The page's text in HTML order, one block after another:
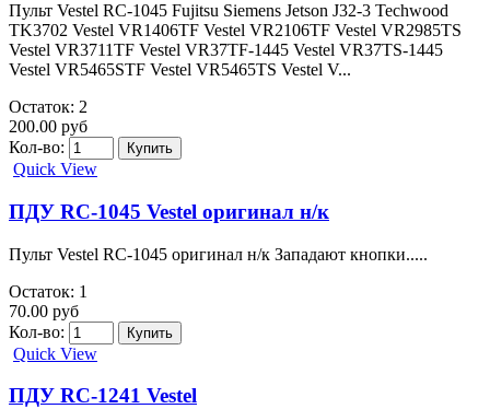
Пульт Vestel RC-1045 Fujitsu Siemens Jetson J32-3 Techwood
TK3702 Vestel VR1406TF Vestel VR2106TF Vestel VR2985TS
Vestel VR3711TF Vestel VR37TF-1445 Vestel VR37ТS-1445
Vestel VR5465STF Vestel VR5465TS Vestel V...
Остаток: 2
200.00 руб
Кол-во:
Quick View
ПДУ RC-1045 Vestel оригинал н/к
Пульт Vestel RC-1045 оригинал н/к Западают кнопки.....
Остаток: 1
70.00 руб
Кол-во:
Quick View
ПДУ RC-1241 Vestel